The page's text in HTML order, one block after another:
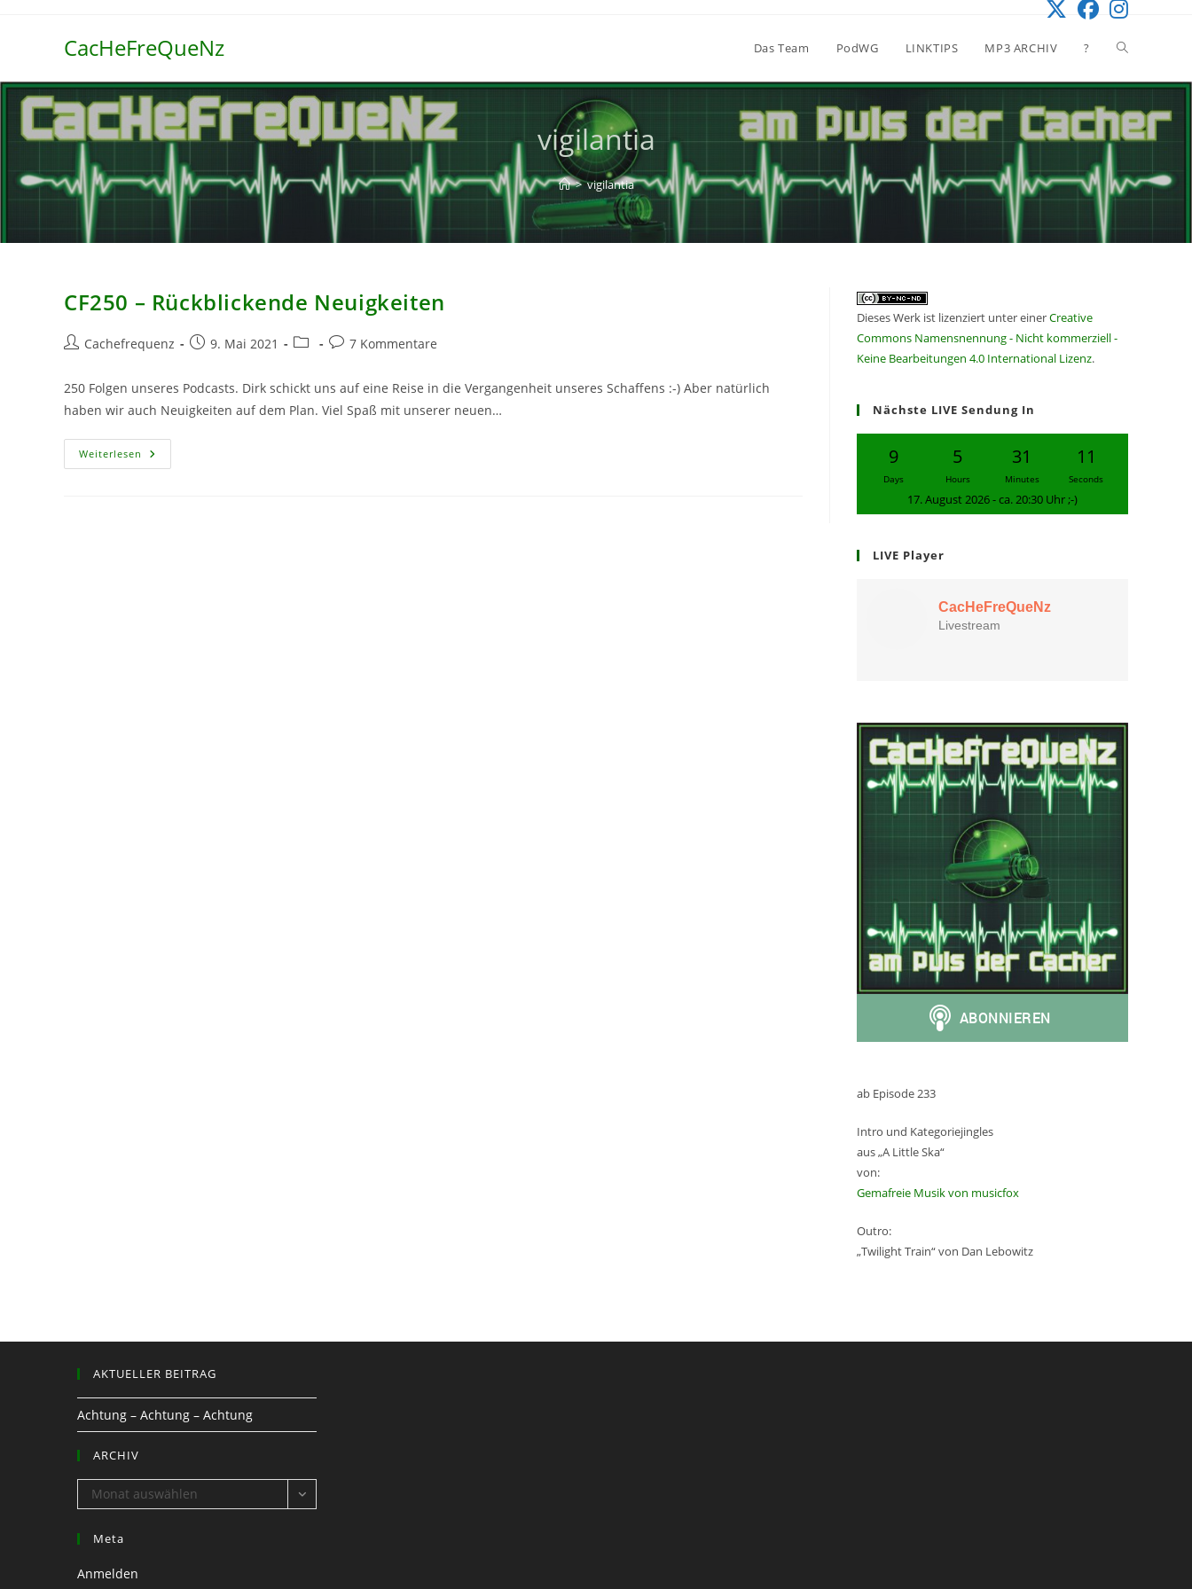
CacHeFreQueNz Das Team PodWG LINKTIPS MP3 ARCHIV ? Website-
Suche
umschalten
vigilantia
> vigilantia
CF250 – Rückblickende Neuigkeiten
Beitrags-
Cachefrequenz
Beitrag9. Mai 2021
Beitrags-Beitrags-
7 Kommentare
250 Folgen unseres Podcasts. Dirk schickt uns auf eine Reise in die Vergangenheit unseres Schaffens :-) Aber natürlich
haben wir auch Neuigkeiten auf dem Plan. Viel Spaß mit unserer neuen…
Weiterlesen CF250
–
Dieses Werk ist lizenziert unter einerCreative
Commons Namensnennung - Nicht kommerziell -
Keine Bearbeitungen 4.0 International Lizenz.
Nächste LIVE Sendung In
9
Days
5
Hours
31
Minutes
10
Seconds
17. August 2026 - ca. 20:30 Uhr ;-)
LIVE Player
ab Episode 233
Intro und Kategoriejingles
aus „A Little Ska“
von:
Gemafreie Musik von musicfox
Outro:
„Twilight Train“ von Dan Lebowitz
AKTUELLER BEITRAG
Achtung – Achtung – Achtung
ARCHIV
ARCHIV
Monat auswählen
Meta
Anmelden